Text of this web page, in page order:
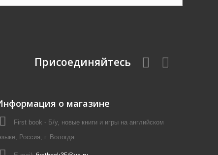
Присоединяйтесь
о магазине
First book - Б/у, новые книги и игры на английском
Россия, г. Вологда